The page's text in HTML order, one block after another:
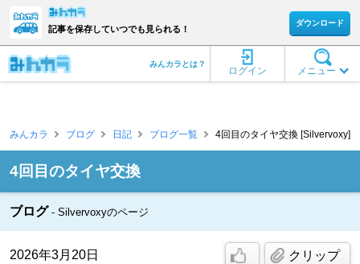
記事を保存していつでも見られる！
ダウンロード
メニュー
ログイン
みんカラとは？
みんカラ ブログ 日記 ブログ一覧 4回目のタイヤ交換 [Silvervoxy]
4回目のタイヤ交換
ブログ Silvervoxyのページ
2026年3月20日 クリップ